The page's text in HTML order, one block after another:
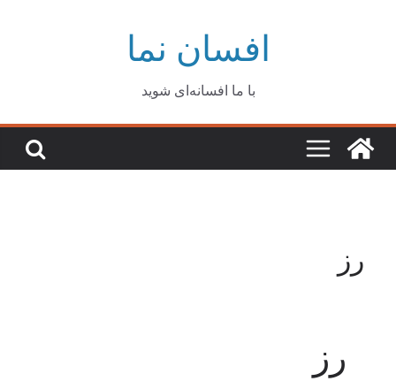
افسان نما
با ما افسانه‌ای شوید
رز
رز